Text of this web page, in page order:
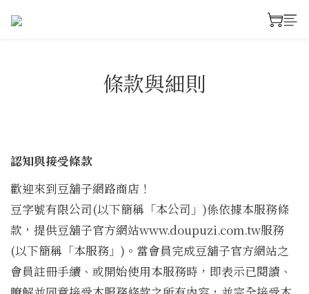
條款與細則
認知與接受條款
歡迎來到豆舖子網路商店！
豆字號有限公司(以下簡稱「本公司」)係依據本服務條
款，提供豆舖子官方網站www.doupuzi.com.tw服務
(以下簡稱「本服務」)。當會員完成豆舖子官方網站之
會員註冊手續、或開始使用本服務時，即表示已閱讀、